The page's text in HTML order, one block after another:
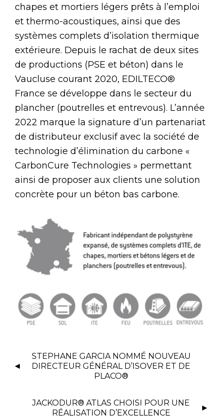
chapes et mortiers légers prêts à l’emploi
et thermo-acoustiques, ainsi que des
systèmes complets d’isolation thermique
extérieure. Depuis le rachat de deux sites
de productions (PSE et béton) dans le
Vaucluse courant 2020, EDILTECO®
France se développe dans le secteur du
plancher (poutrelles et entrevous). L’année
2022 marque la signature d’un partenariat
de distributeur exclusif avec la société de
technologie d’élimination du carbone «
CarbonCure Technologies » permettant
ainsi de proposer aux clients une solution
concrète pour un béton bas carbone.
STEPHANE GARCIA NOMMÉ NOUVEAU
DIRECTEUR GÉNÉRAL D’ISOVER ET DE
PLACO®
JACKODUR® ATLAS CHOISI POUR UNE
RÉALISATION D’EXCELLENCE